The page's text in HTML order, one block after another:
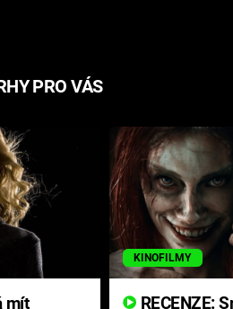
PRO VÁS
mít
KINOFILMY